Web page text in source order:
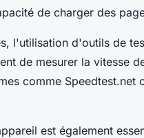
de charger des
l'utilisation d'outils de
de mesurer la vitesse
comme Speedtest.net
est également